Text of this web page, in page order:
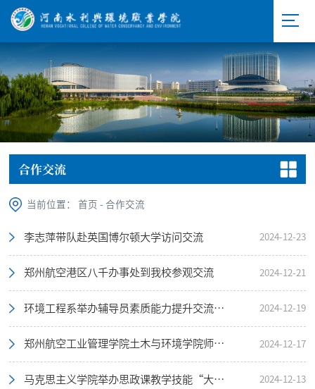
合作交流
当前位置： 首页 - 合作交流
李志萍带队赴英国博尔顿大学访问交流 2024-12-23
郑州航空港区八千办事处到我校参观交流 2024-12-21
环境工程系举办辅导员素质能力提升交流研讨会 2024-12-19
郑州航空工业管理学院土木与环境学院师生到我校调研交流 2024-12-17
马克思主义学院举办思政课教学技能“大比武”经验交流会 2024-12-13